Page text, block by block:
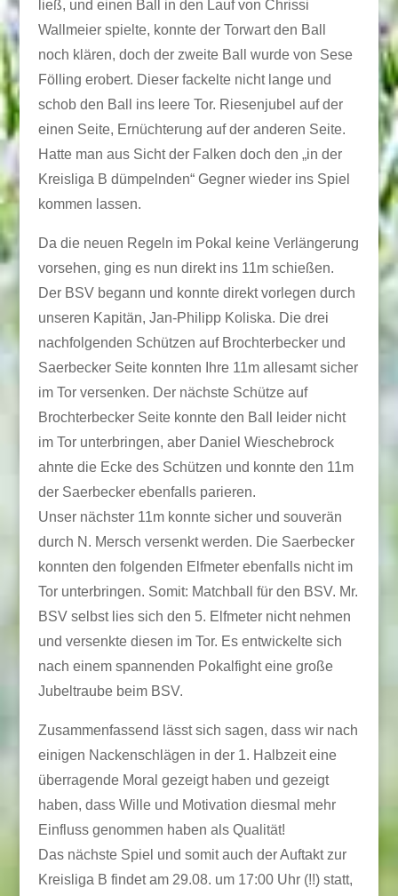
ließ, und einen Ball in den Lauf von Chrissi
Wallmeier spielte, konnte der Torwart den Ball
noch klären, doch der zweite Ball wurde von Sese
Fölling erobert. Dieser fackelte nicht lange und
schob den Ball ins leere Tor. Riesenjubel auf der
einen Seite, Ernüchterung auf der anderen Seite.
Hatte man aus Sicht der Falken doch den „in der
Kreisliga B dümpelnden“ Gegner wieder ins Spiel
kommen lassen.
Da die neuen Regeln im Pokal keine Verlängerung
vorsehen, ging es nun direkt ins 11m schießen.
Der BSV begann und konnte direkt vorlegen durch
unseren Kapitän, Jan-Philipp Koliska. Die drei
nachfolgenden Schützen auf Brochterbecker und
Saerbecker Seite konnten Ihre 11m allesamt sicher
im Tor versenken. Der nächste Schütze auf
Brochterbecker Seite konnte den Ball leider nicht
im Tor unterbringen, aber Daniel Wieschebrock
ahnte die Ecke des Schützen und konnte den 11m
der Saerbecker ebenfalls parieren.
Unser nächster 11m konnte sicher und souverän
durch N. Mersch versenkt werden. Die Saerbecker
konnten den folgenden Elfmeter ebenfalls nicht im
Tor unterbringen. Somit: Matchball für den BSV. Mr.
BSV selbst lies sich den 5. Elfmeter nicht nehmen
und versenkte diesen im Tor. Es entwickelte sich
nach einem spannenden Pokalfight eine große
Jubeltraube beim BSV.
Zusammenfassend lässt sich sagen, dass wir nach
einigen Nackenschlägen in der 1. Halbzeit eine
überragende Moral gezeigt haben und gezeigt
haben, dass Wille und Motivation diesmal mehr
Einfluss genommen haben als Qualität!
Das nächste Spiel und somit auch der Auftakt zur
Kreisliga B findet am 29.08. um 17:00 Uhr (!!) statt,